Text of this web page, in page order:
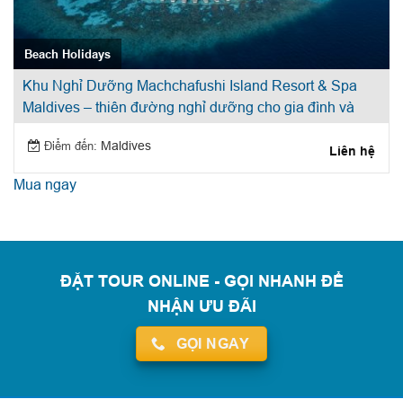
Beach Holidays
Khu Nghỉ Dưỡng Machchafushi Island Resort & Spa
Maldives – thiên đường nghỉ dưỡng cho gia đình và
cặp đôi
Điểm đến: Maldives Liên hệ
Mua ngay
ĐẶT TOUR ONLINE - GỌI NHANH ĐỂ
NHẬN ƯU ĐÃI
GỌI NGAY